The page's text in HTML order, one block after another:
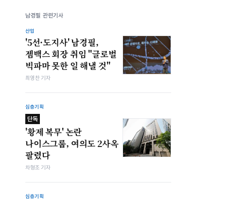
남경필 관련기사
산업
'5선·도지사' 남경필,
젬백스 회장 취임 "글로벌
빅파마 못한 일 해낼 것"
최영찬 기자
심층기획
단독
'황제 복무' 논란
나이스그룹, 여의도 2사옥
팔렸다
차형조 기자
심층기획